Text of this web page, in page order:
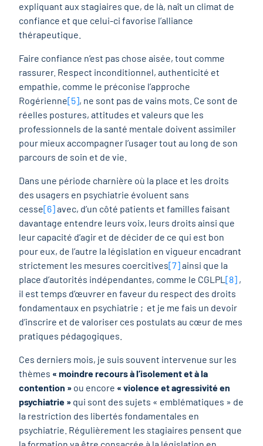
expliquant aux stagiaires que, de là, naît un climat de
confiance et que celui-ci favorise l’alliance
thérapeutique.
Faire confiance n’est pas chose aisée, tout comme
rassurer. Respect inconditionnel, authenticité et
empathie, comme le préconise l’approche
Rogérienne[5], ne sont pas de vains mots. Ce sont de
réelles postures, attitudes et valeurs que les
professionnels de la santé mentale doivent assimiler
pour mieux accompagner l’usager tout au long de son
parcours de soin et de vie.
Dans une période charnière où la place et les droits
des usagers en psychiatrie évoluent sans
cesse[6]avec, d’un côté patients et familles faisant
davantage entendre leurs voix, leurs droits ainsi que
leur capacité d’agir et de décider de ce qui est bon
pour eux, de l’autre la législation en vigueur encadrant
strictement les mesures coercitives[7]ainsi que la
place d’autorités indépendantes, comme le CGLPL[8] ,
il est temps d’œuvrer en faveur du respect des droits
fondamentaux en psychiatrie ; et je me fais un devoir
d’inscrire et de valoriser ces postulats au cœur de mes
pratiques pédagogiques.
Ces derniers mois, je suis souvent intervenue sur les
thèmes « moindre recours à l’isolement et à la
contention » ou encore « violence et agressivité en
psychiatrie » qui sont des sujets « emblématiques » de
la restriction des libertés fondamentales en
psychiatrie. Régulièrement les stagiaires pensent que